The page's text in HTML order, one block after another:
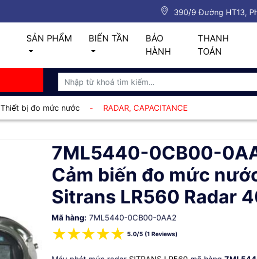
390/9 Đường HT13,
SẢN PHẨM BIẾN TẦN
BẢO
HÀNH
THANH
TOÁN
Thiết bị đo mức nước - RADAR, CAPACITANCE
7ML5440-0CB00-
Cảm biến đo mức
Sitrans LR560 Radar
Mã hàng: 7ML5440-0CB00-0AA2
☆
☆
☆
☆
☆ 5.0/5 (1 Reviews)